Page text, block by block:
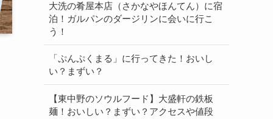
大洗の肴屋本店（さかなやほんてん）に宿
泊！ガルパンのダージリンに会いに行こ
う！
「ぷんぷくまる」に行ってきた！おいし
い？まずい？
【東中野のソウルフード】大盛軒の鉄板
麺！おいしい？まずい？アクセスや値段